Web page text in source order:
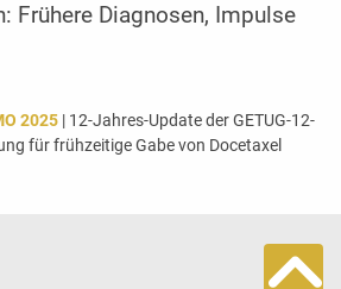
Frühere Diagnosen, Impulse
2025| 12-Jahres-Update der GETUG-12-
für frühzeitige Gabe von Docetaxel